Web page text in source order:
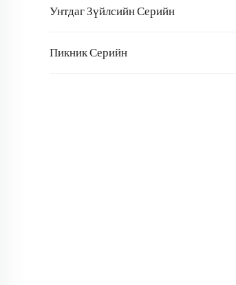
Унтдаг Зүйлсийн Серийн
Пикник Серийн